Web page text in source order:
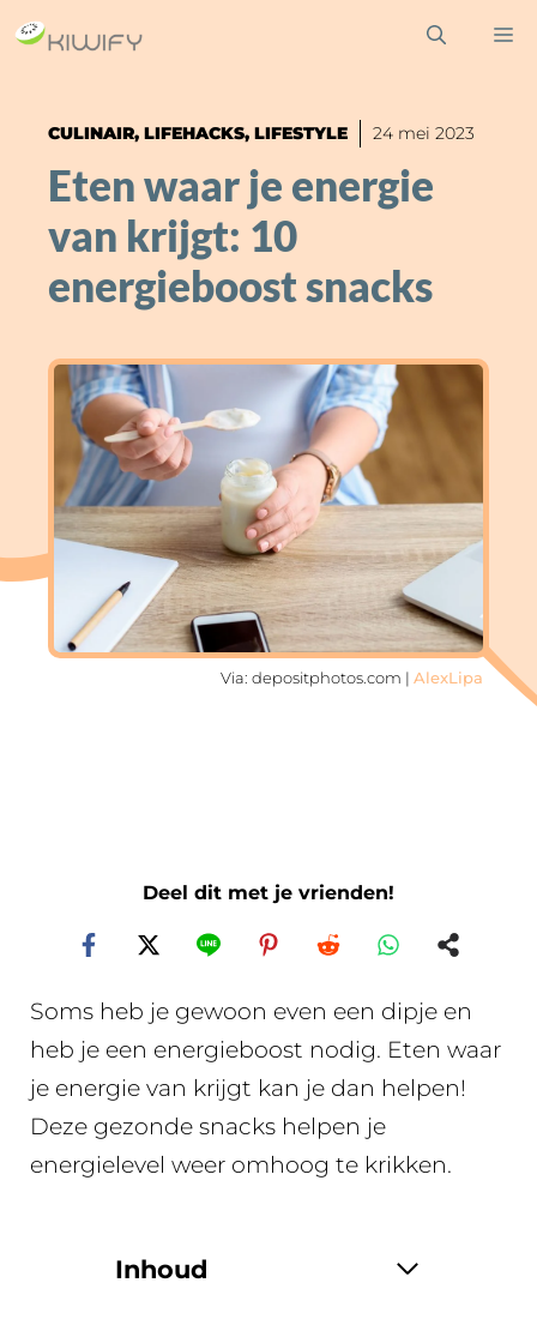
Ga
naar
inhoudCULINAIR, LIFEHACKS, LIFESTYLE 24 mei 2023
Eten waar je energie
van krijgt: 10
energieboost snacks
Via: depositphotos.com | AlexLipa
Deel dit met je vrienden!
Soms heb je gewoon even een dipje en
heb je een energieboost nodig. Eten waar
je energie van krijgt kan je dan helpen!
Deze gezonde snacks helpen je
energielevel weer omhoog te krikken.
Inhoud